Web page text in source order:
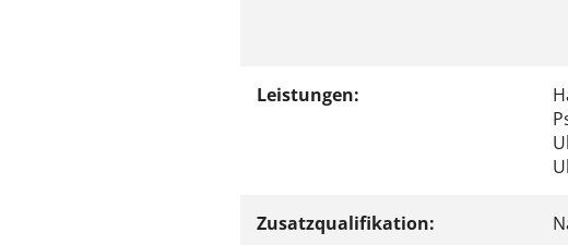
Leistungen:
Zusatzqualifikation: